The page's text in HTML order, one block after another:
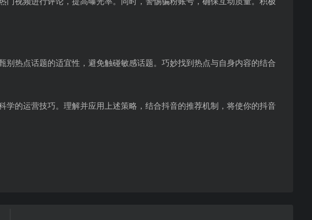
热点话题的适宜性，避免触碰敏感话题。巧妙找到热点与自身内容的结合
的运营技巧。理解并应用上述策略，结合抖音的推荐机制，将使你的抖音